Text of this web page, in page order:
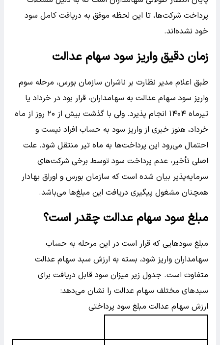
پرداخت شرکت‌ها، تا این لحظه موفق به دریافت کامل سود
خود نشده‌اند.
زمان دقیق واریز سود سهام عدالت
طبق اعلام مدیر نظارت بر ناشران سازمان بورس، مرحله سوم
واریز سود سهام عدالت به سهامداران، قرار بود در خرداد یا
تیرماه ۱۴۰۴ انجام پذیرد. ولی با گذشت بیش از ۲۰ روز از ماه
خرداد، هنوز خبری از واریز سود به حساب افراد نیست و
احتمال می‌رود این پرداخت‌ها به ماه تیر منتقل شود. علت
اصلی تأخیر، عدم پرداخت سود توسط برخی شرکت‌های
سرمایه‌پذیر بیان شده است که سازمان بورس و اوراق بهادار
همچنان مشغول پیگیری دریافت این مبلغ‌ها می‌باشد.
مبلغ سود سهام عدالت چقدر است؟
مبلغ سودهایی که قرار است در این مرحله به حساب
سهامداران واریز شود، بسته به ارزش سبد سهام‌ عدالت
متفاوت است. جدول زیر میزان سود قابل دریافت برای
سبدهای مختلف سهام عدالت را نشان می‌دهد:
ارزش سهام عدالت مبلغ سود پرداختی